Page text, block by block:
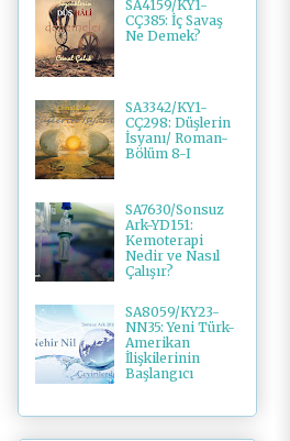
SA4159/KY1-
CÇ385: İç Savaş
Ne Demek?
SA3342/KY1-
CÇ298: Düşlerin
İsyanı/ Roman-
Bölüm 8-I
SA7630/Sonsuz
Ark-YD151:
Kemoterapi
Nedir ve Nasıl
Çalışır?
SA8059/KY23-
NN35: Yeni Türk-
Amerikan
İlişkilerinin
Başlangıcı